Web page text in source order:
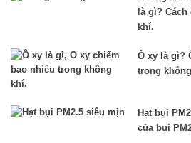
là gì?
khí.
Ô xy là gì?
trong
Hạt bụi
của bụi